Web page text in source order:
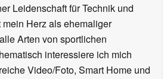
Leidenschaft für Technik und
Herz als ehemaliger
Arten von sportlichen
interessiere ich mich
Video/Foto, Smart Home und